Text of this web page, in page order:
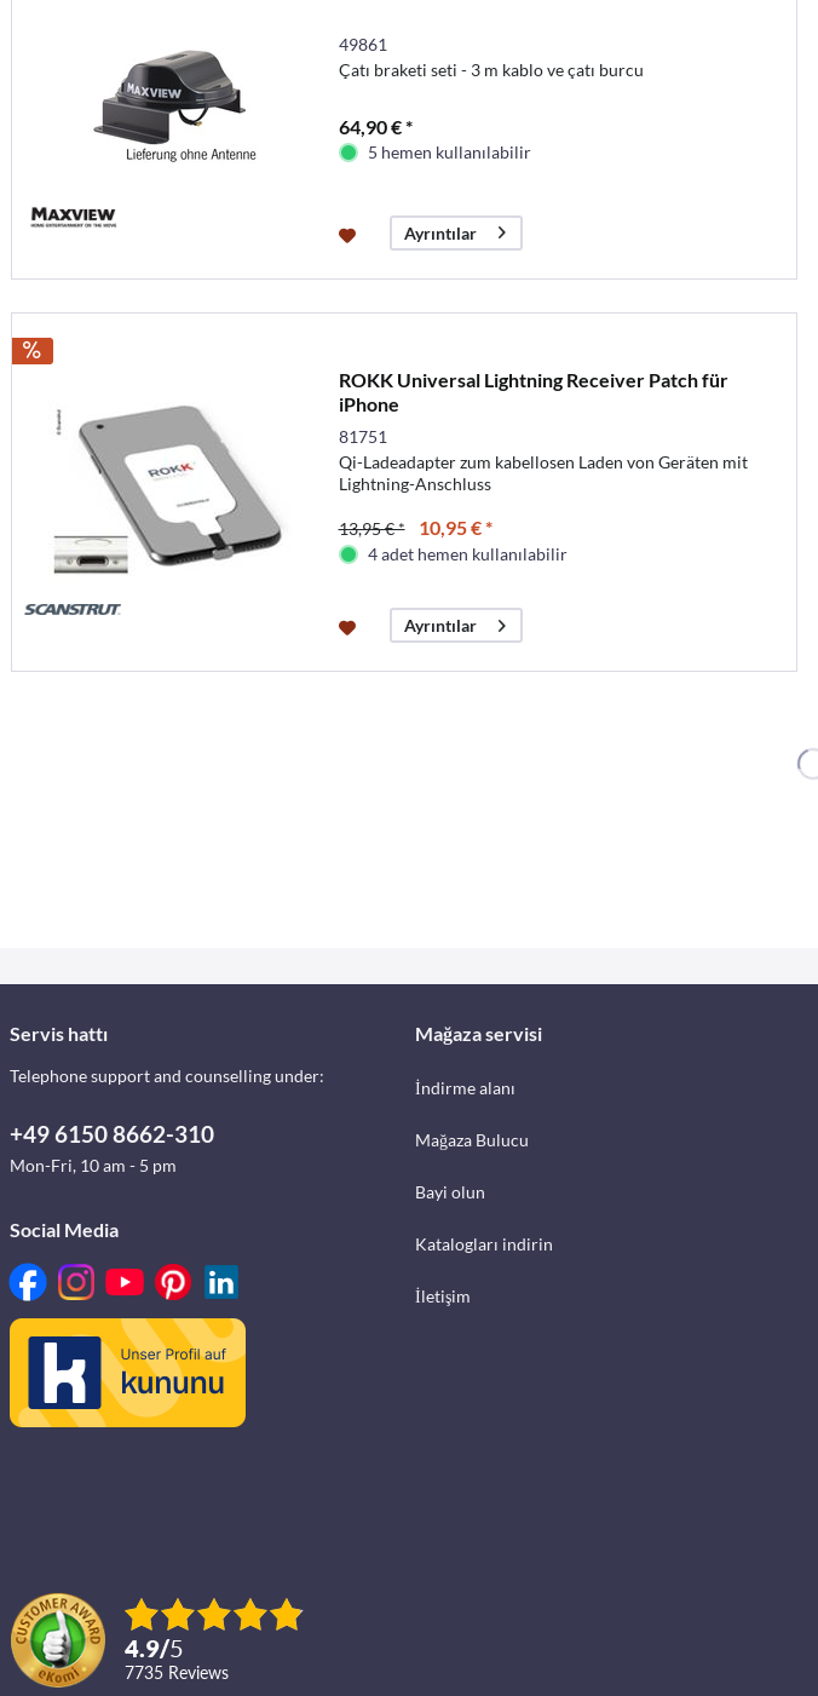
49861
Çatı braketi seti - 3 m kablo ve çatı burcu
64,90 € *
5 hemen kullanılabilir
Ayrıntılar
ROKK Universal Lightning Receiver Patch für
iPhone
81751
Qi-Ladeadapter zum kabellosen Laden von Geräten mit
Lightning-Anschluss
13,95 € * 10,95 € *
4 adet hemen kullanılabilir
Ayrıntılar
Servis hattı
Telephone support and counselling under:
+49 6150 8662-310
Mon-Fri, 10 am - 5 pm
Social Media
4.9/5
7735 reviews
Mağaza servisi
İndirme alanı
Mağaza Bulucu
Bayi olun
Katalogları indirin
İletişim